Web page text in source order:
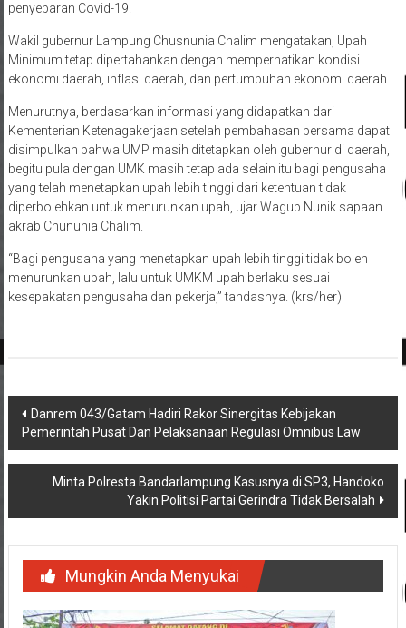
penyebaran Covid-19.
Wakil gubernur Lampung Chusnunia Chalim mengatakan, Upah
Minimum tetap dipertahankan dengan memperhatikan kondisi
ekonomi daerah, inflasi daerah, dan pertumbuhan ekonomi daerah.
Menurutnya, berdasarkan informasi yang didapatkan dari
Kementerian Ketenagakerjaan setelah pembahasan bersama dapat
disimpulkan bahwa UMP masih ditetapkan oleh gubernur di daerah,
begitu pula dengan UMK masih tetap ada selain itu bagi pengusaha
yang telah menetapkan upah lebih tinggi dari ketentuan tidak
diperbolehkan untuk menurunkan upah, ujar Wagub Nunik sapaan
akrab Chununia Chalim.
“Bagi pengusaha yang menetapkan upah lebih tinggi tidak boleh
menurunkan upah, lalu untuk UMKM upah berlaku sesuai
kesepakatan pengusaha dan pekerja,” tandasnya. (krs/her)
Navigasi
pos
Danrem 043/Gatam Hadiri Rakor Sinergitas Kebijakan
Pemerintah Pusat Dan Pelaksanaan Regulasi Omnibus Law
Minta Polresta Bandarlampung Kasusnya di SP3, Handoko
Yakin Politisi Partai Gerindra Tidak Bersalah
Mungkin Anda Menyukai